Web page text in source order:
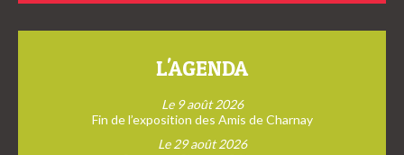
L'AGENDA
Le 9 août 2026
Fin de l’exposition des Amis de Charnay
Le 29 août 2026